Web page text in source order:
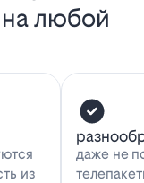
любой
из
даже не